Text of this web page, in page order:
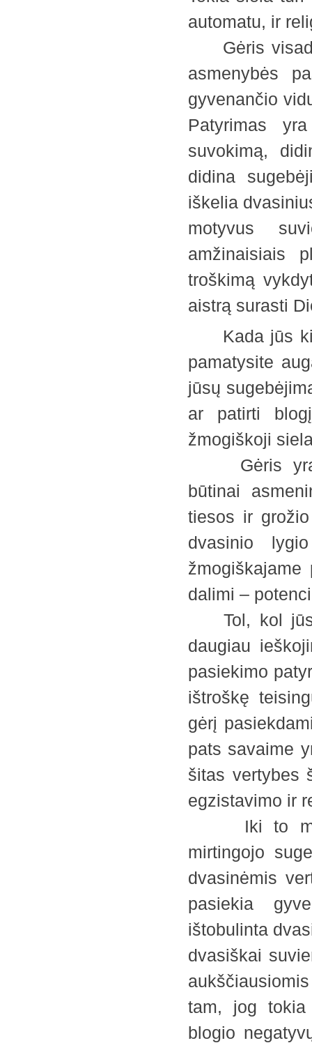
automatu, ir
Gėris visada
asmenybės
gyvenančio
Patyrimas
suvokimą,
didina
iškelia
motyvus
amžinaisiais
troškimą
aistrą surasti
Kada jūs
pamatysite
jūsų
ar patirti
žmogiškoji
Gėris yra
būtinai
tiesos ir
dvasinio
dalimi –
Tol, kol jūs
daugiau
pasiekimo
ištroškę
gėrį
pats savaime
šitas vertybes
egzistavimo ir
Iki to meto,
mirtingojo
dvasinėmis
pasiekia
ištobulinta
dvasiškai
tam, jog
blogio